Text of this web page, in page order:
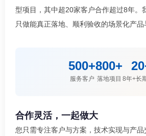
型项目，其中超20家客户合作超过8年。
只做能真正落地、顺利验收的场景化产品
500+
服务客户
800+
落地项目 8年+长
合作灵活，一起做大
您只需专注客户与方案，技术实现与产